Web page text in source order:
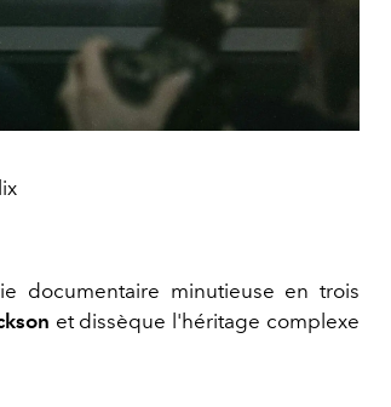
documentaire minutieuse en trois
et dissèque l'héritage complexe